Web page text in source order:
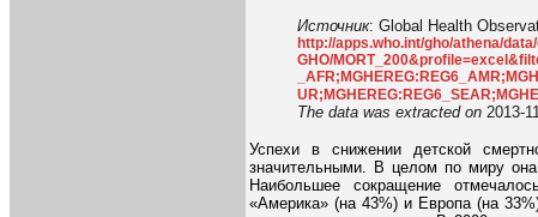
Источник: Global Health
http://apps.who.int/gho/athena/
GHO/
The data was extracted on 2013-
Успехи в снижении детской
значительными. В целом по миру
Наибольшее сокращение
«Америка» (на 43%) и Европа (на